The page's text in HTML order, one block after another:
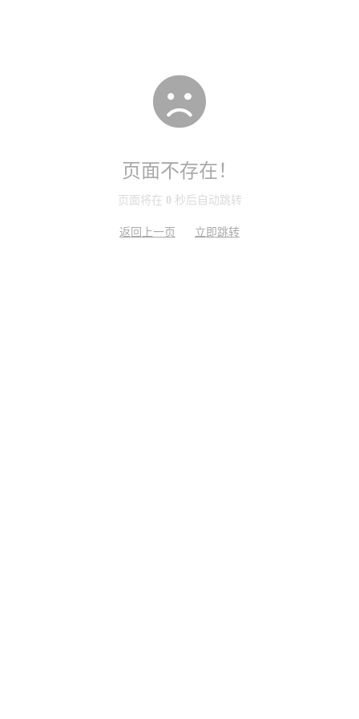
页面不存在！
页面将在 0 秒后自动跳转
返回上一页 立即跳转